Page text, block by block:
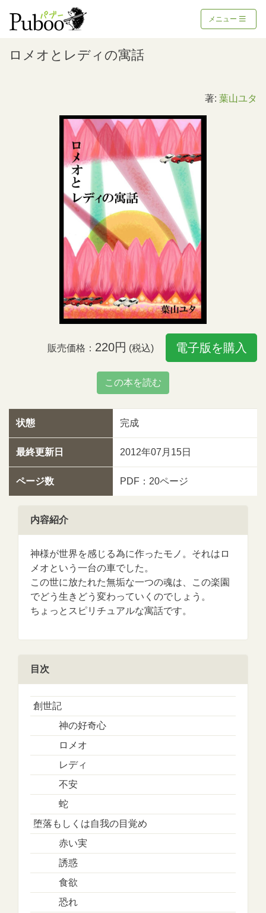
メニュー
ロメオとレディの寓話
著: 葉山ユタ
販売価格： 220円 (税込) 電子版を購入
この本を読む
状態 完成
最終更新日 2012年07月15日
ページ数 PDF：20ページ
内容紹介
神様が世界を感じる為に作ったモノ。それはロ
メオという一台の車でした。
この世に放たれた無垢な一つの魂は、この楽園
でどう生きどう変わっていくのでしょう。
ちょっとスピリチュアルな寓話です。
目次
創世記
神の好奇心
ロメオ
レディ
不安
蛇
堕落もしくは自我の目覚め
赤い実
誘惑
食欲
恐れ